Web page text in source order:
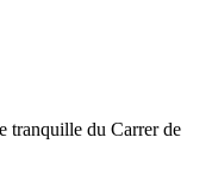
tranquille du Carrer de